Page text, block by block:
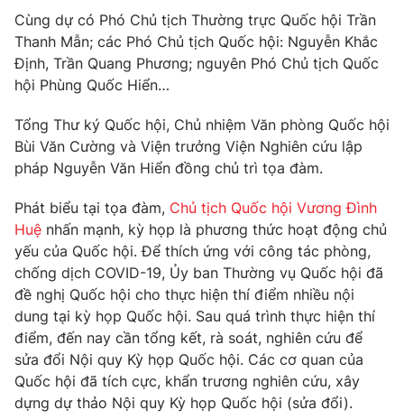
Thế giới đó đây
Câu chuyện quốc tế
Kinh tế
Tài chính
Thị trường
Góc doanh nghiệp
Dữ liệu và đời sống
Truyền hình
Phim VTV
Nhân vật
Khán giả
Giải sao mai
Giải trí
Điện ảnh
Âm nhạc
Sao
Đời sống
Du lịch
Làm đẹp
Chất lượng cuộc sống
Giáo dục
Tuyển sinh
Học trực tuyến
Công nghệ
Hitech Công nghệ tương lai
Sản phẩm
Giao lưu trực tuyến
Cùng dự có Phó Chủ tịch Thường trực Quốc hội Trần
Thanh Mẫn; các Phó Chủ tịch Quốc hội: Nguyễn Khắc
Định, Trần Quang Phương; nguyên Phó Chủ tịch Quốc
hội Phùng Quốc Hiển…
Tổng Thư ký Quốc hội, Chủ nhiệm Văn phòng Quốc hội
Bùi Văn Cường và Viện trưởng Viện Nghiên cứu lập
pháp Nguyễn Văn Hiển đồng chủ trì tọa đàm.
Phát biểu tại tọa đàm, Chủ tịch Quốc hội Vương Đình
Huệ nhấn mạnh, kỳ họp là phương thức hoạt động chủ
yếu của Quốc hội. Để thích ứng với công tác phòng,
chống dịch COVID-19, Ủy ban Thường vụ Quốc hội đã
đề nghị Quốc hội cho thực hiện thí điểm nhiều nội
dung tại kỳ họp Quốc hội. Sau quá trình thực hiện thí
điểm, đến nay cần tổng kết, rà soát, nghiên cứu để
sửa đổi Nội quy Kỳ họp Quốc hội. Các cơ quan của
Quốc hội đã tích cực, khẩn trương nghiên cứu, xây
dựng dự thảo Nội quy Kỳ họp Quốc hội (sửa đổi).